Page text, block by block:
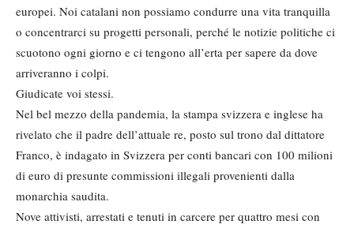
europei. Noi catalani non possiamo condurre una vita tranquilla
o concentrarci su progetti personali, perché le notizie politiche ci
scuotono ogni giorno e ci tengono all’erta per sapere da dove
arriveranno i colpi.
Giudicate voi stessi.
Nel bel mezzo della pandemia, la stampa svizzera e inglese ha
rivelato che il padre dell’attuale re, posto sul trono dal dittatore
Franco, è indagato in Svizzera per conti bancari con 100 milioni
di euro di presunte commissioni illegali provenienti dalla
monarchia saudita.
Nove attivisti, arrestati e tenuti in carcere per quattro mesi con